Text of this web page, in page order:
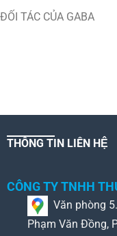
ĐỐI TÁC CỦA GABA
THÔNG TIN LIÊN HỆ
CÔNG TY TNHH
Văn phòng
Phạm Văn Đồng,